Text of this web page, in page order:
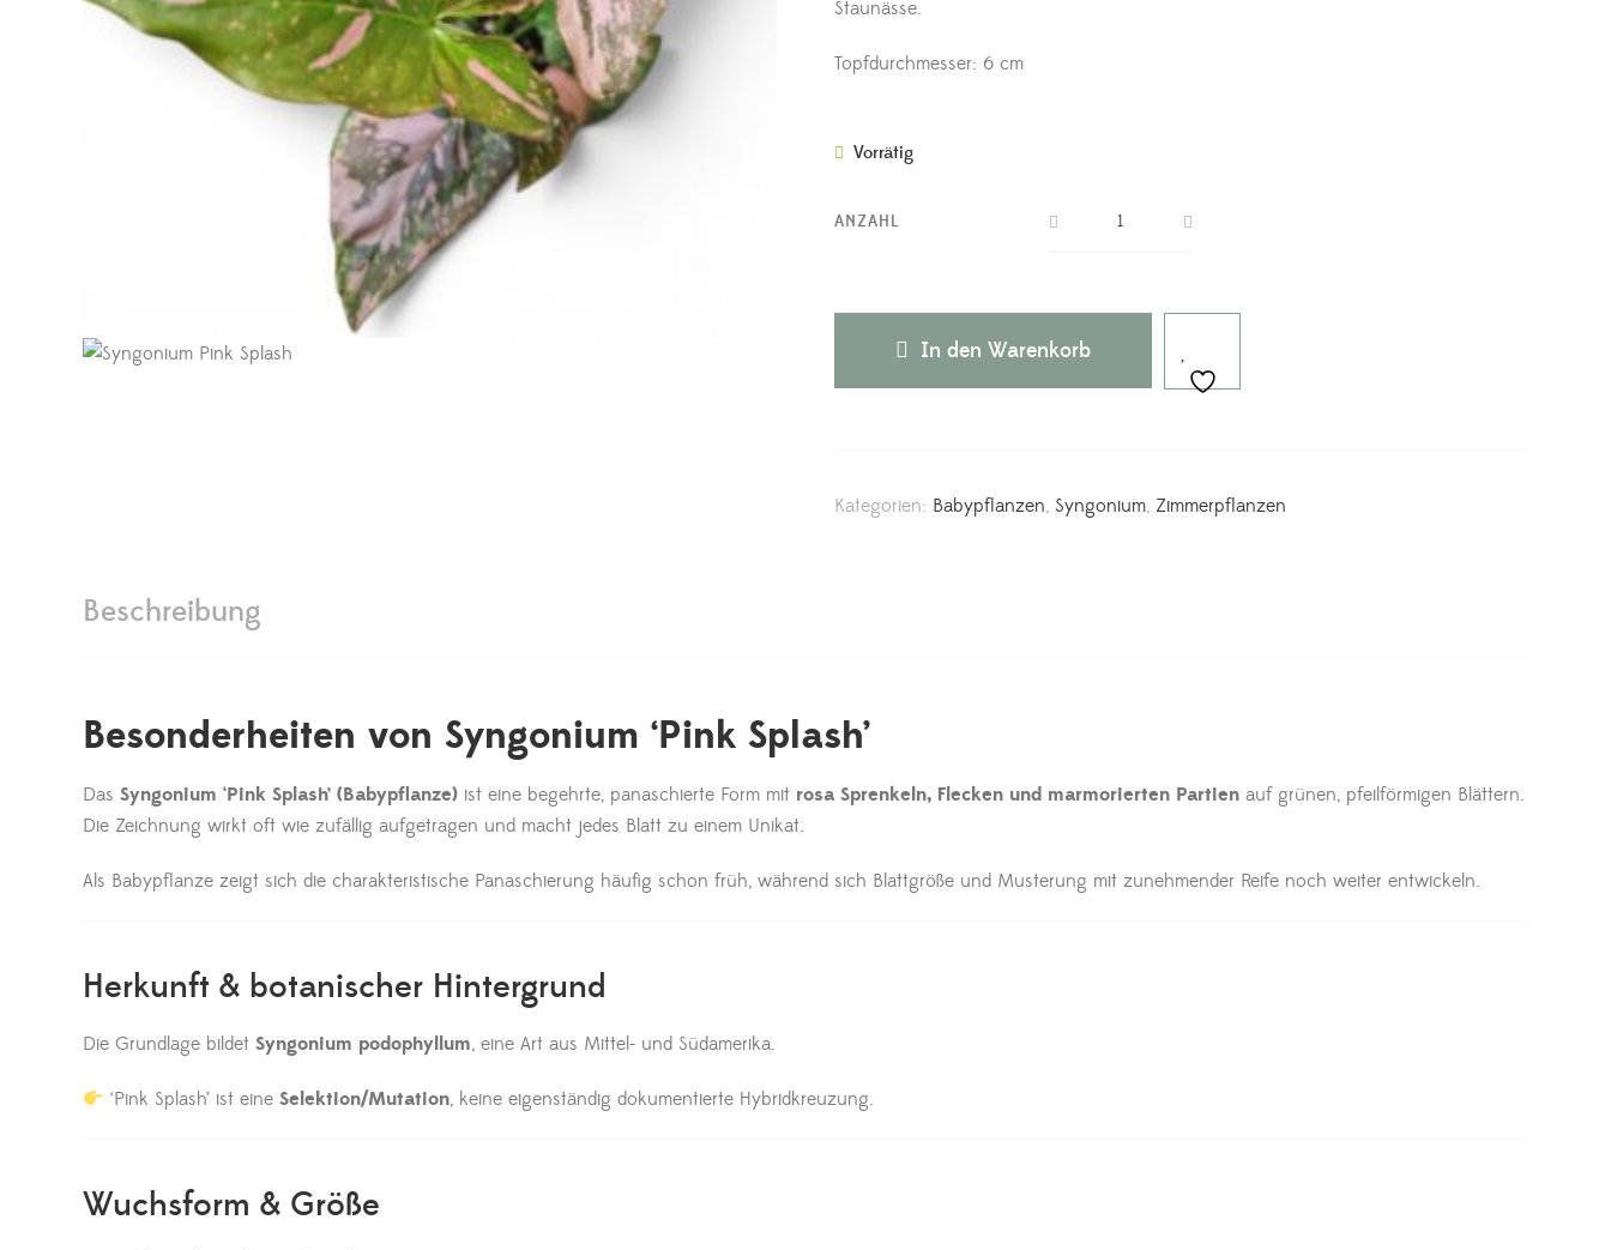
Staunässe.
Topfdurchmesser: 6 cm
Vorrätig
ANZAHL
In den Warenkorb
Kategorien: Babypflanzen,Syngonium, Zimmerpflanzen
Beschreibung
Besonderheiten von Syngonium ‘Pink Splash’
Das Syngonium ‘Pink Splash’ (Babypflanze) ist eine begehrte, panaschierte Form mit rosa Sprenkeln, Flecken und marmorierten Partien auf grünen, pfeilförmigen Blättern.
Die Zeichnung wirkt oft wie zufällig aufgetragen und macht jedes Blatt zu einem Unikat.
Als Babypflanze zeigt sich die charakteristische Panaschierung häufig schon früh, während sich Blattgröße und Musterung mit zunehmender Reife noch weiter entwickeln.
Herkunft & botanischer Hintergrund
Die Grundlage bildet Syngonium podophyllum, eine Art aus Mittel- und Südamerika.
‘Pink Splash’ ist eineSelektion/Mutation, keine eigenständig dokumentierte Hybridkreuzung.
Wuchsform & Größe